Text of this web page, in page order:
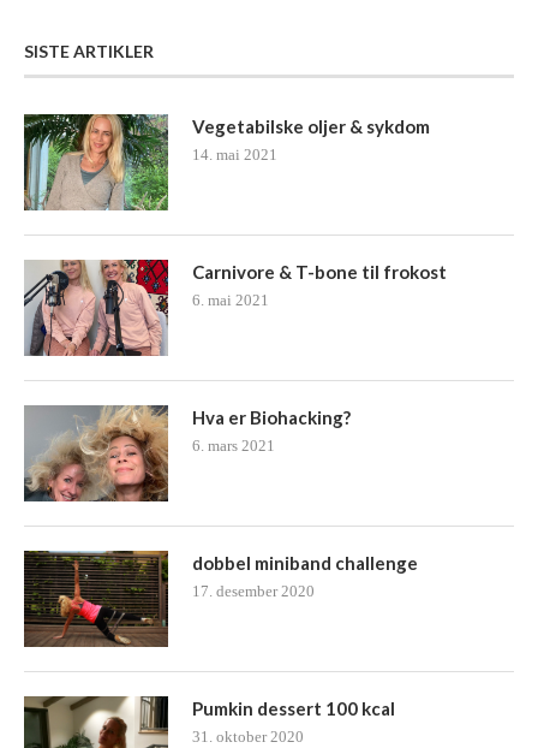
SISTE ARTIKLER
Vegetabilske oljer & sykdom
14. mai 2021
Carnivore & T-bone til frokost
6. mai 2021
Hva er Biohacking?
6. mars 2021
dobbel miniband challenge
17. desember 2020
Pumkin dessert 100 kcal
31. oktober 2020